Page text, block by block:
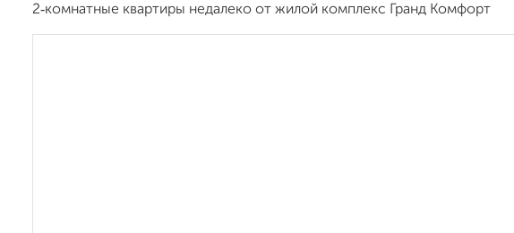
2‑комнатные квартиры недалеко от жилой комплекс Гранд Комфорт